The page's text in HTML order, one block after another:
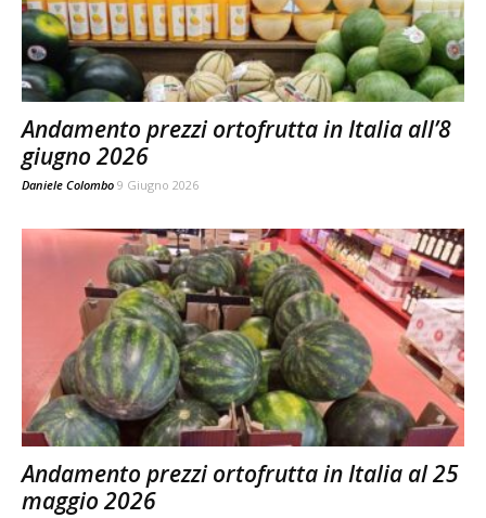
Andamento prezzi ortofrutta in Italia all’8
giugno 2026
Daniele Colombo 9 Giugno 2026
Andamento prezzi ortofrutta in Italia al 25
maggio 2026